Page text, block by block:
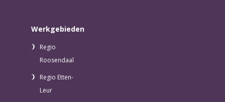
Werkgebieden
Regio
Roosendaal
Regio Etten-
Leur